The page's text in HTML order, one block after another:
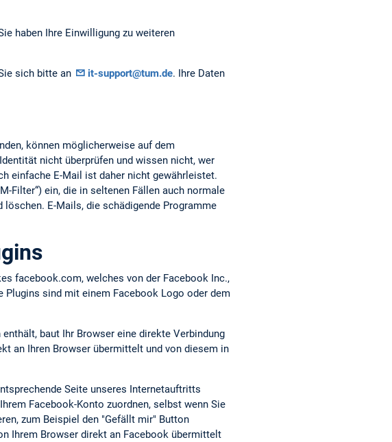
haben Ihre Einwilligung zu weiteren
sich bitte an it-support@tum.de. Ihre Daten
können möglicherweise auf dem
nicht überprüfen und wissen nicht, wer
einfache E-Mail ist daher nicht gewährleistet.
Filter“) ein, die in seltenen Fällen auch normale
E-Mails, die schädigende Programme
facebook.com, welches von der Facebook Inc.,
Plugins sind mit einem Facebook Logo oder dem
baut Ihr Browser eine direkte Verbindung
an Ihren Browser übermittelt und von diesem in
Seite unseres Internetauftritts
Facebook-Konto zuordnen, selbst wenn Sie
zum Beispiel den "Gefällt mir" Button
Ihrem Browser direkt an Facebook übermittelt